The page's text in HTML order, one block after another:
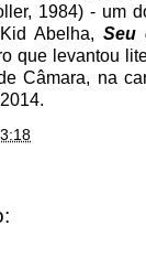
1984) - um
Abelha, Seu
que levantou
Câmara, na